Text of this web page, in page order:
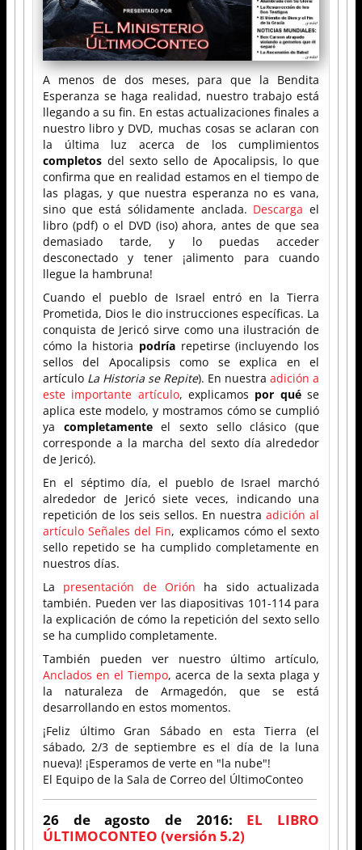
A menos de dos meses, para que la Bendita
Esperanza se haga realidad, nuestro trabajo está
llegando a su fin. En estas actualizaciones finales a
nuestro libro y DVD, muchas cosas se aclaran con
la última luz acerca de los cumplimientos
completos del sexto sello de Apocalipsis, lo que
confirma que en realidad estamos en el tiempo de
las plagas, y que nuestra esperanza no es vana,
sino que está sólidamente anclada. Descarga el
libro (pdf) o el DVD (iso) ahora, antes de que sea
demasiado tarde, y lo puedas acceder
desconectado y tener ¡alimento para cuando
llegue la hambruna!
Cuando el pueblo de Israel entró en la Tierra
Prometida, Dios le dio instrucciones específicas. La
conquista de Jericó sirve como una ilustración de
cómo la historia podría repetirse (incluyendo los
sellos del Apocalipsis como se explica en el
artículo La Historia se Repite). En nuestra adición a
este importante artículo, explicamos por quése
aplica este modelo, y mostramos cómo se cumplió
ya completamenteel sexto sello clásico (que
corresponde a la marcha del sexto día alrededor
de Jericó).
En el séptimo día, el pueblo de Israel marchó
alrededor de Jericó siete veces, indicando una
repetición de los seis sellos. En nuestra adición al
artículo Señales del Fin, explicamos cómo el sexto
sello repetido se ha cumplido completamente en
nuestros días.
La presentación de Orión ha sido actualizada
también. Pueden ver las diapositivas 101-114 para
la explicación de cómo la repetición del sexto sello
se ha cumplido completamente.
También pueden ver nuestro último artículo,
Anclados en el Tiempo, acerca de la sexta plaga y
la naturaleza de Armagedón, que se está
desarrollando en estos momentos.
¡Feliz último Gran Sábado en esta Tierra (el
sábado, 2/3 de septiembre es el día de la luna
nueva)! ¡Esperamos de verte en "la nube"!
El Equipo de la Sala de Correo del ÚltimoConteo
26 de agosto de 2016: EL LIBRO
ÚLTIMOCONTEO (versión 5.2)